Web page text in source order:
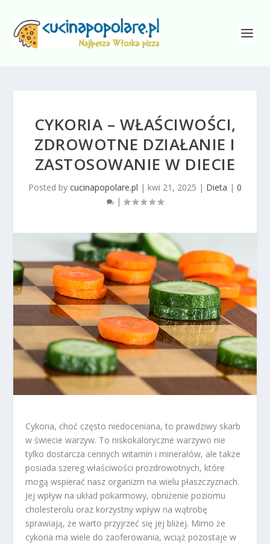
CYKORIA – WŁAŚCIWOŚCI,
ZDROWOTNE DZIAŁANIE I
ZASTOSOWANIE W DIECIE
Posted by cucinapopolare.pl | kwi 21, 2025 | Dieta | 0
|
Cykoria, choć często niedoceniana, to prawdziwy skarb
w świecie warzyw. To niskokaloryczne warzywo nie
tylko dostarcza cennych witamin i minerałów, ale także
posiada szereg właściwości prozdrowotnych, które
mogą wspierać nasz organizm na wielu płaszczyznach.
Jej wpływ na układ pokarmowy, obniżenie poziomu
cholesterolu oraz korzystny wpływ na wątrobę
sprawiają, że warto przyjrzeć się jej bliżej. Mimo że
cykoria ma wiele do zaoferowania, wciąż pozostaje w